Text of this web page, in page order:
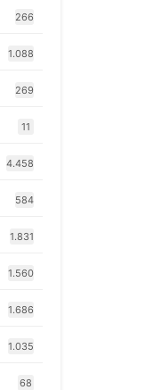
266
1.088
269
11
4.458
584
1.831
1.560
1.686
1.035
68